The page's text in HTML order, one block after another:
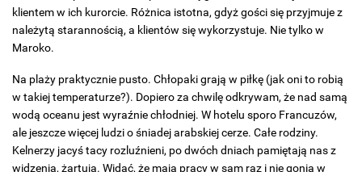
klientem w ich kurorcie. Różnica istotna, gdyż gości się przyjmuje z
należytą starannością, a klientów się wykorzystuje. Nie tylko w
Maroko.
Na plaży praktycznie pusto. Chłopaki grają w piłkę (jak oni to robią
w takiej temperaturze?). Dopiero za chwilę odkrywam, że nad samą
wodą oceanu jest wyraźnie chłodniej. W hotelu sporo Francuzów,
ale jeszcze więcej ludzi o śniadej arabskiej cerze. Całe rodziny.
Kelnerzy jacyś tacy rozluźnieni, po dwóch dniach pamiętają nas z
widzenia, żartują. Widać, że mają pracy w sam raz i nie gonią w